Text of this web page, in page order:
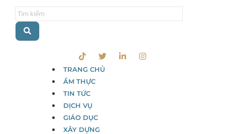
TRANG CHỦ
ẨM THỰC
TIN TỨC
DỊCH VỤ
GIÁO DỤC
XÂY DỰNG